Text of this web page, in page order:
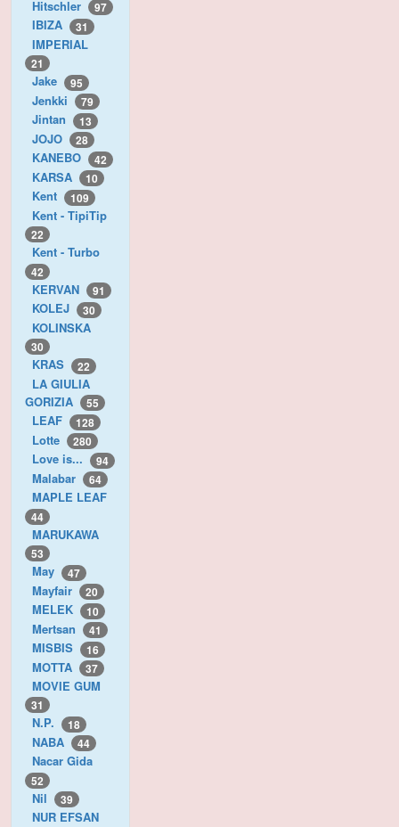
Hitschler 97
IBIZA 31
IMPERIAL
21
Jake 95
Jenkki 79
Jintan 13
JOJO 28
KANEBO 42
KARSA 10
Kent 109
Kent - TipiTip
22
Kent - Turbo
42
KERVAN 91
KOLEJ 30
KOLINSKA
30
KRAS 22
LA GIULIA
GORIZIA
55
LEAF 128
Lotte 280
Love is... 94
Malabar 64
MAPLE LEAF
44
MARUKAWA
53
May 47
Mayfair 20
MELEK 10
Mertsan 41
MISBIS 16
MOTTA 37
MOVIE GUM
31
N.P. 18
NABA 44
Nacar Gida
52
Nil 39
NUR EFSAN